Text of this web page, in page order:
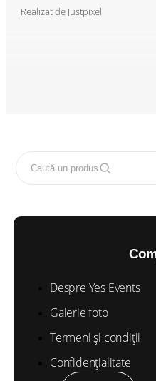
Realizat de Justpixel
Caută un produs
Despre Yes Events
Galerie foto
Termeni și condiții
Confidențialitate